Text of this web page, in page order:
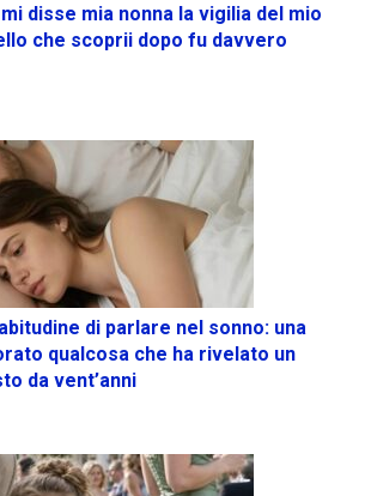
disse mia nonna la vigilia del mio
che scoprii dopo fu davvero
di parlare nel sonno: una
qualcosa che ha rivelato un
da vent’anni